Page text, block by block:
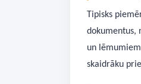
Tipisks
dokumentus,
un
skaidrāku